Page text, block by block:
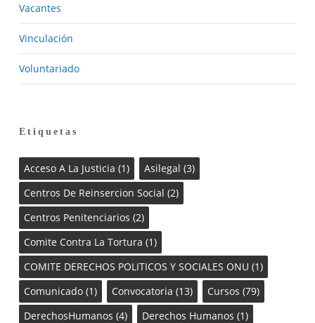
Vacantes
Vinculación
Voluntariado
Etiquetas
Acceso A La Justicia (1) Asilegal (3)
Centros De Reinsercion Social (2)
Centros Penitenciarios (2)
Comite Contra La Tortura (1)
COMITE DERECHOS POLITICOS Y SOCIALES ONU (1)
Comunicado(1) Convocatoria (13) Cursos (79)
DerechosHumanos (4) Derechos Humanos (1)